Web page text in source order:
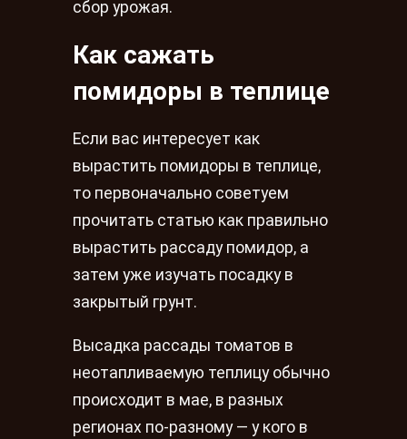
сбор урожая.
Как сажать
помидоры в теплице
Если вас интересует как
вырастить помидоры в теплице,
то первоначально советуем
прочитать статью как правильно
вырастить рассаду помидор, а
затем уже изучать посадку в
закрытый грунт.
Высадка рассады томатов в
неотапливаемую теплицу обычно
происходит в мае, в разных
регионах по-разному — у кого в